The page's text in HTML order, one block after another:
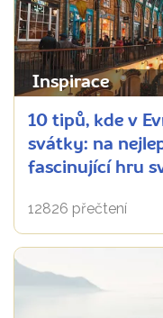
Inspirace
10 tipů, kde v
svátky: na
fascinující hru
12826 přečtení